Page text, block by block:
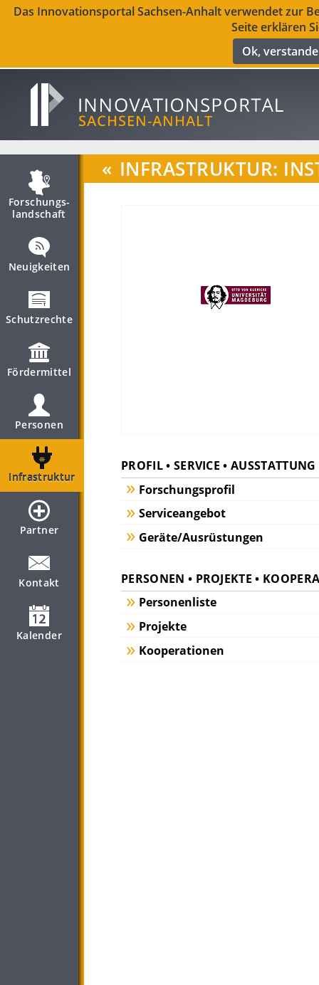
Das Innovationsportal Sachsen-Anhalt verwendet zur
Seite erklären
Ok,
Forschungs­
landschaft
Neuigkeiten
Schutzrechte
Fördermittel
Personen
Infrastruktur
Partner
Kontakt
Kalender
« INFRASTRUKTUR:
PROFIL • SERVICE • AUSSTATTUNG
Forschungsprofil
Serviceangebot
Geräte/Ausrüstungen
PERSONEN • PROJEKTE •
Personenliste
Projekte
Kooperationen